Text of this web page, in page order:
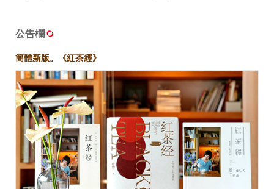
公告欄
簡體新版。《紅茶經》